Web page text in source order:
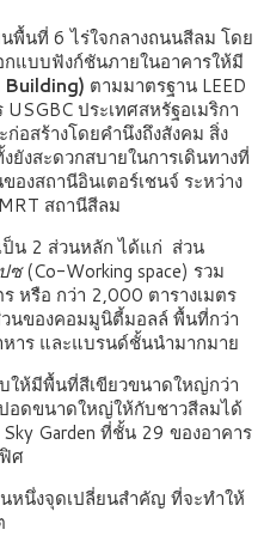
พื้นที่ 6 ไร่ใจกลางถนนสีลม โดย
แบบฟังก์ชันภายในอาคารให้มี
ตามมาตรฐาน LEED
ประเทศสหรัฐอเมริกา
อสร้างโดยคำนึงถึงสังคม สิ่ง
งสะดวกสบายในการเดินทางที่
องสถานีอินเตอร์เชนจ์ ระหว่าง
สถานีสีลม
ป็น 2 ส่วนหลัก ได้แก่ ส่วน
ซ(Co-Working space) รวม
หรือ กว่า 2,000 ตารางเมตร
นของคอมมูนิตี้มอลล์ พื้นที่กว่า
าร และแบรนด์ชั้นนำมากมาย
ให้มีพื้นที่สีเขียวขนาดใหญ่กว่า
อดขนาดใหญ่ให้กับชาวสีลมได้
Garden ที่ชั้น 29 ของอาคาร
ศ
หนึ่งจุดเปลี่ยนสำคัญ ที่จะทำให้